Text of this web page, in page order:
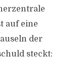
auf eine
der
steckt: